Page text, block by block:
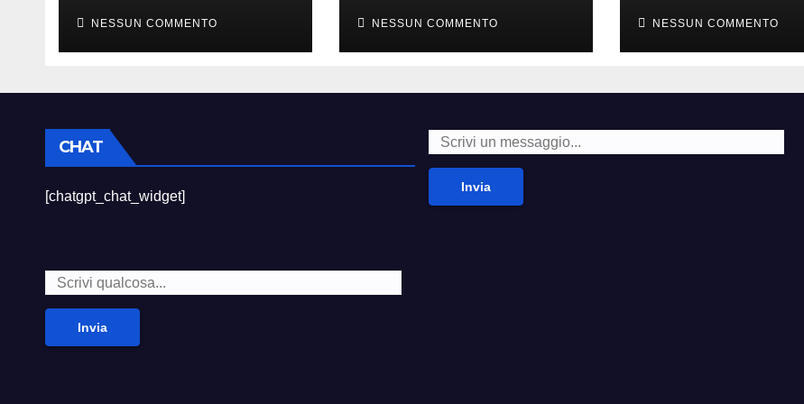
sempre divertito”
NESSUN COMMENTO
diedi alla moda’
NESSUN COMMENTO
second hand
NESSUN COMMENTO
CHAT
[chatgpt_chat_widget]
Invia
Invia